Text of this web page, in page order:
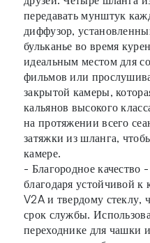
передавать мунштук
диффузор,
бульканье во время
идеальным местом для
фильмов или
закрытой камеры,
кальянов высокого
на протяжении всего
затяжки из шланга,
камере.
- Благородное качество
благодаря устойчивой
V2A и твердому стеклу,
срок службы.
переходнике для чашки